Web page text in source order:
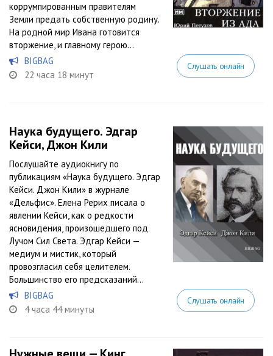
коррумпированным правителям
Земли предать собственную родину.
На родной мир Ивана готовится
вторжение, и главному герою...
BIGBAG
22 часа 18 минут
Слушать онлайн
Наука будущего. Эдгар
Кейси, Джон Кили
Послушайте аудиокнигу по
публикациям «Наука будущего. Эдгар
Кейси. Джон Кили» в журнале
«Дельфис». Елена Рерих писала о
явлении Кейси, как о редкости
ясновидения, произошедшего под
Лучом Сил Света. Эдгар Кейси —
медиум и мистик, который
провозгласил себя целителем.
Большинство его предсказаний...
BIGBAG
4 часа 44 минуты
Слушать онлайн